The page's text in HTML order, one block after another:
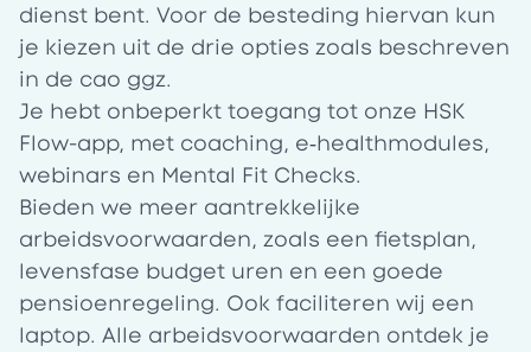
dienst bent. Voor de besteding hiervan kun
je kiezen uit de drie opties zoals beschreven
in de cao ggz.
Je hebt onbeperkt toegang tot onze HSK
Flow-app, met coaching, e‑healthmodules,
webinars en Mental Fit Checks.
Bieden we meer aantrekkelijke
arbeidsvoorwaarden, zoals een fietsplan,
levensfase budget uren en een goede
pensioenregeling. Ook faciliteren wij een
laptop. Alle arbeidsvoorwaarden ontdek je